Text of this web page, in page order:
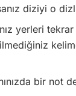
diziyi o
yerleri
bir not